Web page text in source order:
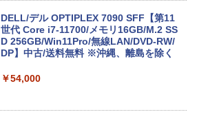
【中古】 店長セレクト おまかせA4ノー
トパソコン Windows10 お気軽ノートPC
SSD120GB以上 メモリ4GB Celeron搭
載 液晶15インチ 中古ノートパソコン DV
中古パソコン
DELL/デル OPTIPLEX 7090 SFF【第11
世代 Core i7-11700/メモリ16GB/M.2 SS
D 256GB/Win11Pro/無線LAN/DVD-RW/
DP】中古/送料無料 ※沖縄、離島を除く
￥54,000